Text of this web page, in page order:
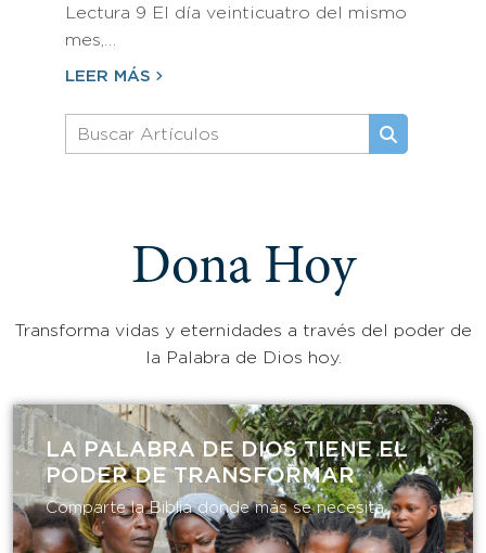
Lectura 9 El día veinticuatro del mismo
mes,…
LEER MÁS
Dona Hoy
Transforma vidas y eternidades a través del poder de
la Palabra de Dios hoy.
LA PALABRA DE DIOS TIENE EL
PODER DE TRANSFORMAR​
Comparte la Biblia donde más se necesita.